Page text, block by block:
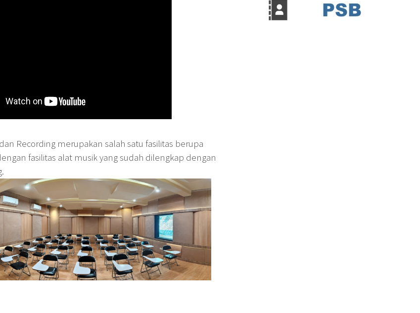
Recording merupakan salah satu fasilitas berupa
fasilitas alat musik yang sudah dilengkap dengan